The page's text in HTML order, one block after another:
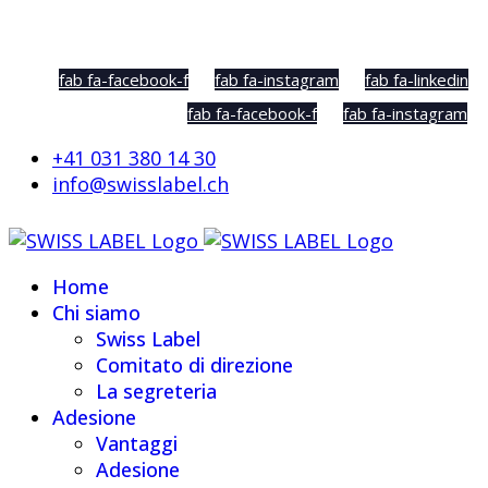
fab fa-facebook-f fab fa-instagram
fab fa-linkedin
fab fa-facebook-f
fab fa-instagram
+41 031 380 14 30
info@swisslabel.ch
Home
Chi siamo
Swiss Label
Comitato di direzione
La segreteria
Adesione
Vantaggi
Adesione